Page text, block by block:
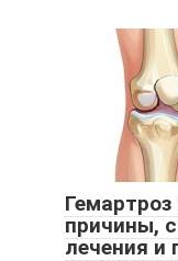
Гемартроз
причины,
лечения и